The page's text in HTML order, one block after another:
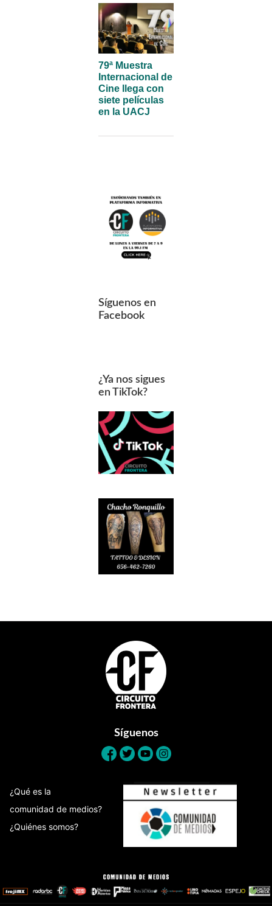
79ª Muestra
Internacional de
Cine llega con
siete películas
en la UACJ
Síguenos en
Facebook
¿Ya nos sigues
en TikTok?
Síguenos
¿Qué es la
comunidad de medios?
¿Quiénes somos?